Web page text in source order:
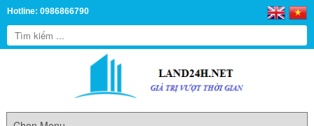
Hotline: 0986866790